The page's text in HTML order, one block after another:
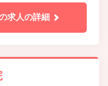
求人の詳細